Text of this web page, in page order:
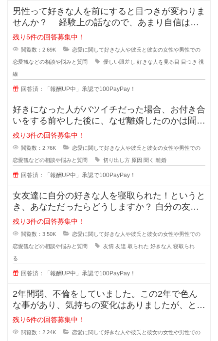
男性って好きな人を前にすると目つきが変わりま
せんか？ 経験上の話なので、あまり自信はな
いのですが... なんというか、
残り5件の回答募集中！
閲覧数：2.69K 恋愛に関して好きな人や彼氏と彼女の女性や男性での
恋愛観などの相談や悩みと質問 優しい眼差し 好きな人を見る目 目つき 視
線
回答済：「報酬UP中」承認で100PayPay！
好きになった人がバツイチだった場合、お付き合
いをする前やした後に、なぜ離婚したのかは聞き
ますか？ 離婚した原因を聞
残り3件の回答募集中！
閲覧数：2.76K 恋愛に関して好きな人や彼氏と彼女の女性や男性での
恋愛観などの相談や悩みと質問 切り出し方 原因 聞く 離婚
回答済：「報酬UP中」承認で100PayPay！
女友達に自分の好きな人を寝取られた！というと
き、あなただったらどうしますか？ 自分の友達
に好きな人の話をするのは女
残り3件の回答募集中！
閲覧数：3.50K 恋愛に関して好きな人や彼氏と彼女の女性や男性での
恋愛観などの相談や悩みと質問 友情 友達 取られた 好きな人 寝取られ
る
回答済：「報酬UP中」承認で100PayPay！
2年間弱、不倫をしていました。この2年で色ん
な事があり、気持ちの変化はありましたが、とに
かく彼の事が大好きで一緒にいれる
残り6件の回答募集中！
閲覧数：2.24K 恋愛に関して好きな人や彼氏と彼女の女性や男性での